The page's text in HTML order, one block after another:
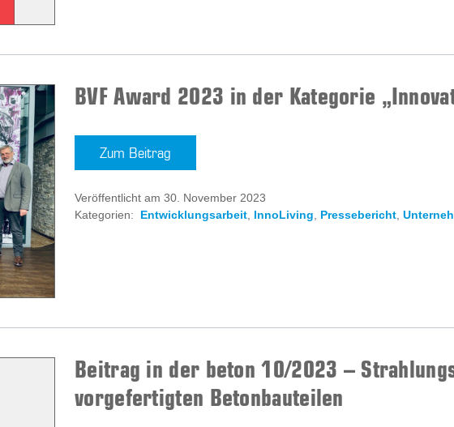
BVF Award 2023 in der Kategorie
Zum Beitrag
Veröffentlicht am 30. November 2023
Kategorien:
Entwicklungsarbeit, InnoLiving Pressebericht,
Beitrag in der beton 10/2023 –
vorgefertigten Betonbauteilen